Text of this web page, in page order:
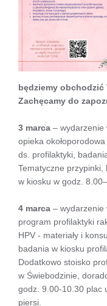
będziemy obchodzić
Zachęcamy do
3 marca – wydarzenie
opieka
ds. profilaktyki,
Tematyczne
w kiosku w godz.
4 marca – wydarzenie
program profilaktyki
HPV - materiały i
badania w kiosku
Dodatkowo stoisko
w Świebodzinie,
godz. 9.00-10.30 plac
piersi.